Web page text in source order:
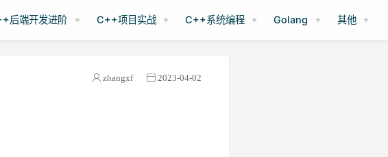
后端开发进阶 C++项目实战 C++系统编程 Golang 其他
zhangxf 2023-04-02